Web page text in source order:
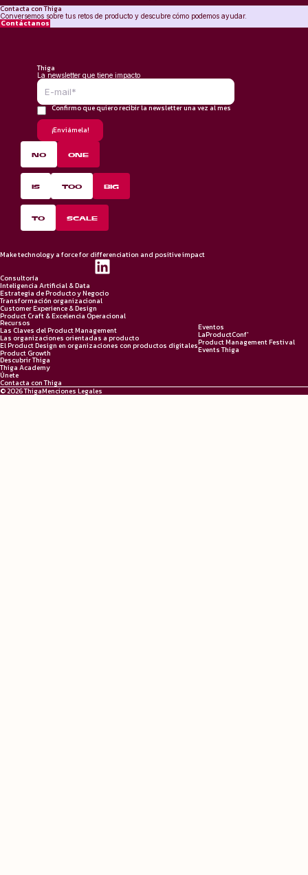
Contacta con Thiga
Conversemos sobre tus retos de producto y descubre cómo podemos ayudar.
Contáctanos
Thiga
La newsletter que tiene impacto
Confirmo que quiero recibir la newsletter una vez al mes
NO ONE
IS TOO BIG
TO SCALE
Make technology a force for differenciation and positive impact
Consultoría
Inteligencia Artificial & Data
Estrategia de Producto y Negocio
Transformación organizacional
Customer Experience & Design
Product Craft & Excelencia Operacional
Recursos
Las Claves del Product Management
Las organizaciones orientadas a producto
El Product Design en organizaciones con productos digitales
Product Growth
Eventos
LaProductConf'
Product Management Festival
Events Thiga
Descubrir Thiga
Thiga Academy
Únete
Contacta con Thiga
© 2026 ThigaMenciones Legales